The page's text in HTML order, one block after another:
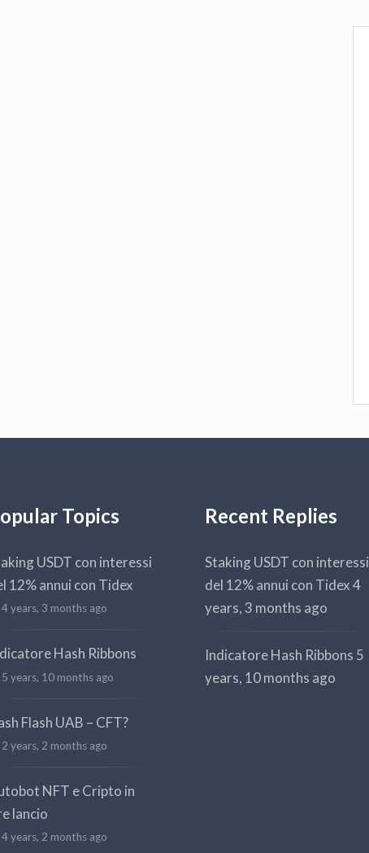
Topics
USDT con interessi
12% annui con Tidex
4 years, 3 months ago
Hash Ribbons
5 years, 10 months ago
Flash UAB – CFT?
2 years, 2 months ago
NFT e Cripto in
lancio
4 years, 2 months ago
Recent Replies
Staking USDT con interessi
del 12% annui con Tidex4
years, 3 months ago
Indicatore Hash Ribbons 5
years, 10 months ago